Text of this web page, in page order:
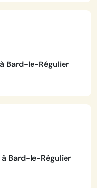
Bard-le-Régulier
à Bard-le-Régulier